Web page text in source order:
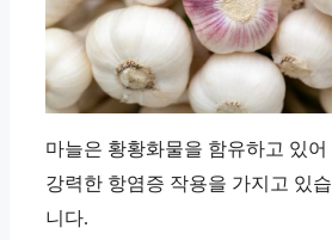
마늘은 황황화물을 함유하고 있어
강력한 항염증 작용을 가지고 있습
니다.